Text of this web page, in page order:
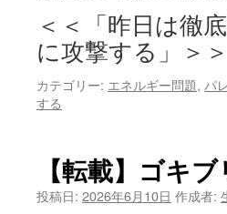
＜＜「昨日は徹
に攻撃する」＞
カテゴリー: エネルギー問題, パ
する
【転載】ゴキ
投稿日: 2026年6月10日 作成者: